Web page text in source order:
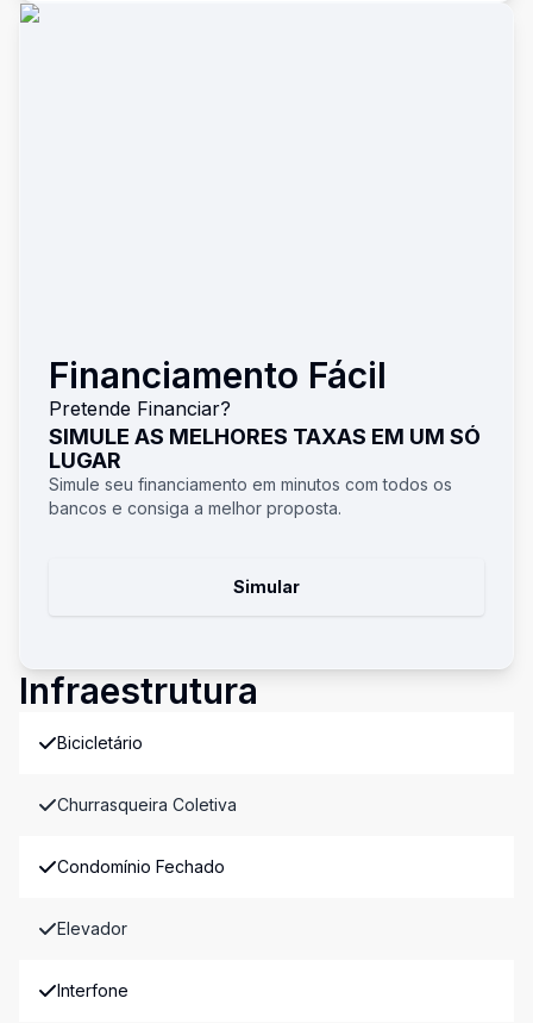
Financiamento Fácil
Pretende Financiar?
SIMULE AS MELHORES TAXAS EM UM SÓ
LUGAR
Simule seu financiamento em minutos com todos os
bancos e consiga a melhor proposta.
Simular
Infraestrutura
Bicicletário
Churrasqueira Coletiva
Condomínio Fechado
Elevador
Interfone